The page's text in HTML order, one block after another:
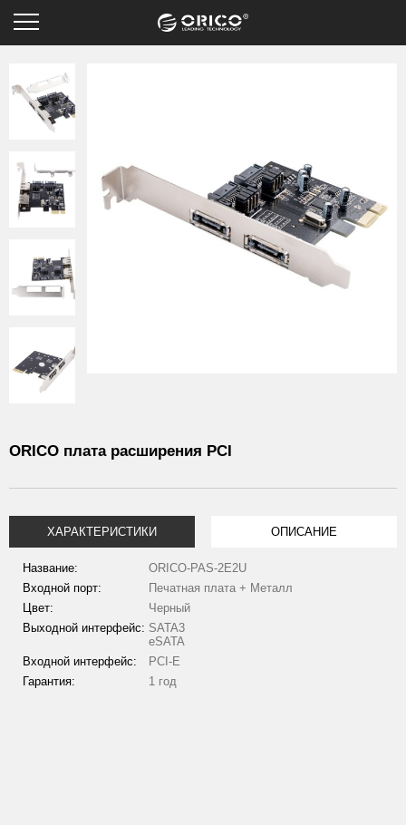
ORICO плата расширения PCI
ХАРАКТЕРИСТИКИ ОПИСАНИЕ
Название:
ORICO-PAS-2E2U
Входной порт:
Печатная плата + Металл
Цвет:
Черный
Выходной интерфейс: SATA3
eSATA
Входной интерфейс:
PCI-E
Гарантия:
1 год